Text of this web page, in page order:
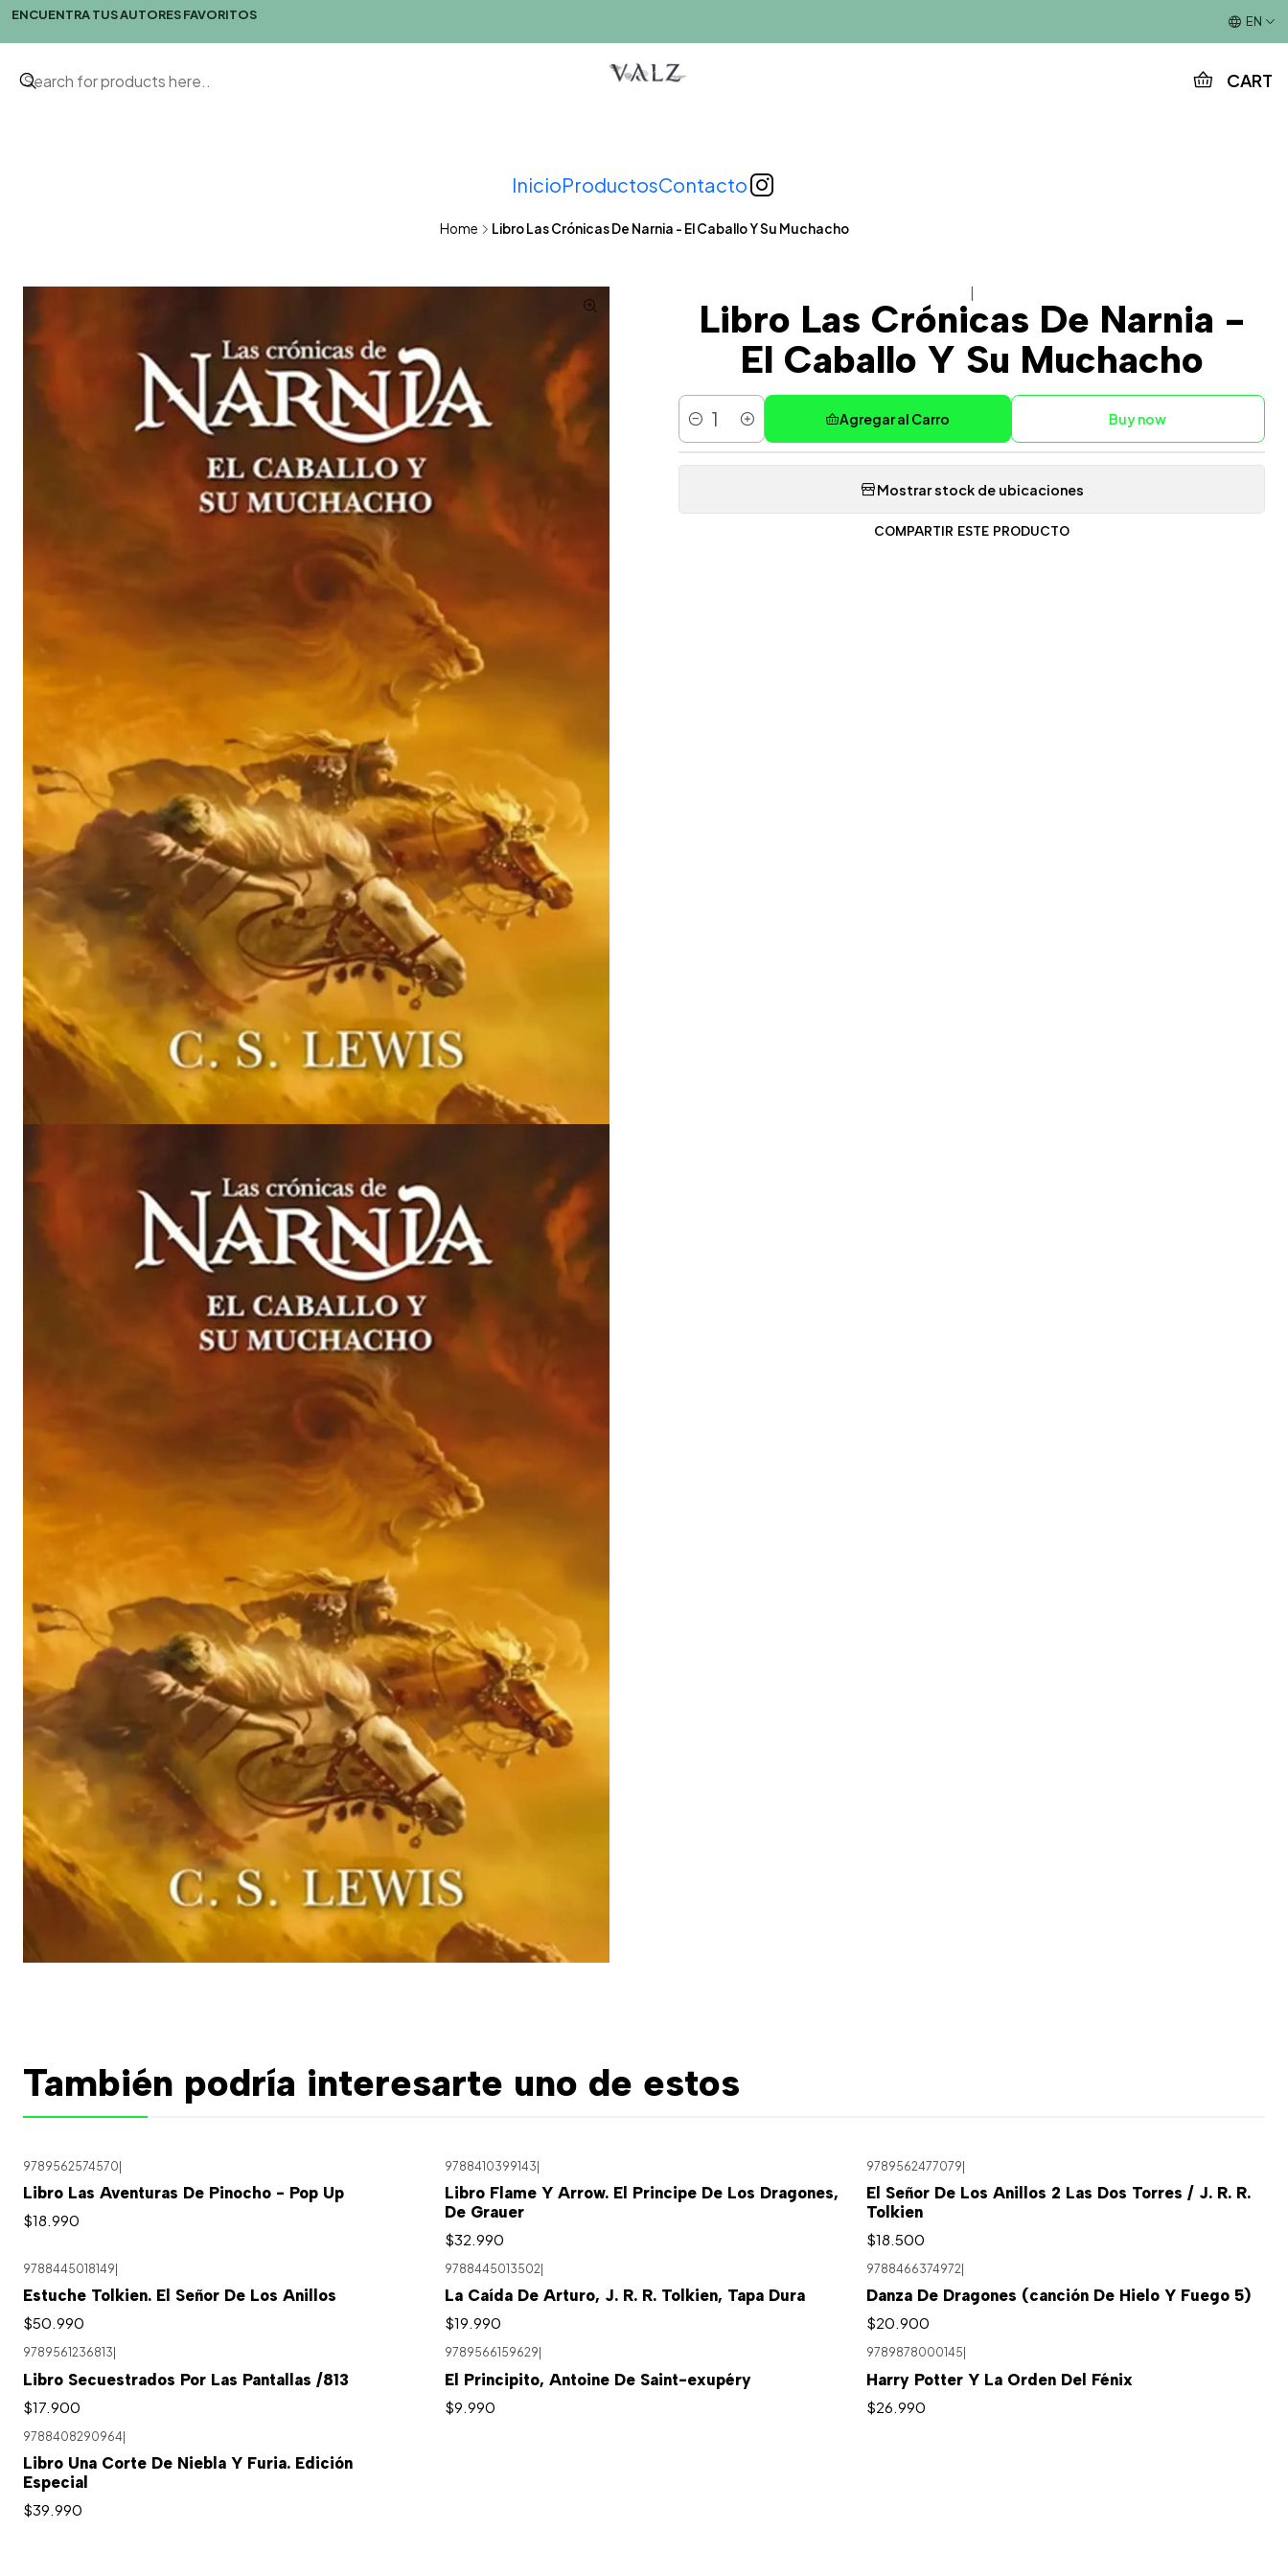
CART
InicioProductosContacto
ENCUENTRA TUS AUTORES FAVORITOS EN
Home Libro Las Crónicas De Narnia - El Caballo Y Su Muchacho
Libro Las Crónicas De Narnia -
El Caballo Y Su Muchacho
Cantidad
Agregar al Carro Buy now
Mostrar stock de ubicaciones
COMPARTIR ESTE PRODUCTO
También podría interesarte uno de estos
9789562574570|
Libro Las Aventuras De Pinocho - Pop Up
$18.990
9788410399143|
Libro Flame Y Arrow. El Principe De Los Dragones,
De Grauer
$32.990
9789562477079|
El Señor De Los Anillos 2 Las Dos Torres / J. R. R.
Tolkien
$18.500
9788445018149
Estuche Tolkien. El Señor De Los Anillos
$50.990
9788445013502
La Caída De Arturo, J. R. R. Tolkien, Tapa Dura
$19.990
9788466374972
Danza De Dragones (canción De Hielo Y Fuego 5)
$20.900
9789561236813
Libro Secuestrados Por Las Pantallas /813
$17.900
9789566159629
El Principito, Antoine De Saint-exupéry
$9.990
9789878000145
Harry Potter Y La Orden Del Fénix
$26.990
9788408290964|
Libro Una Corte De Niebla Y Furia. Edición
Especial
$39.990